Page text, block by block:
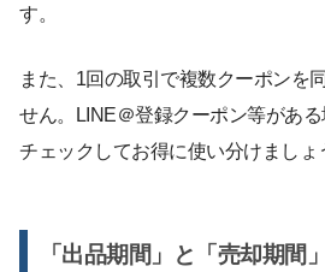
す。
また、1回の取引で複数クーポンを
せん。LINE＠登録クーポン等があ
チェックしてお得に使い分けましょ
「出品期間」と「売却期間